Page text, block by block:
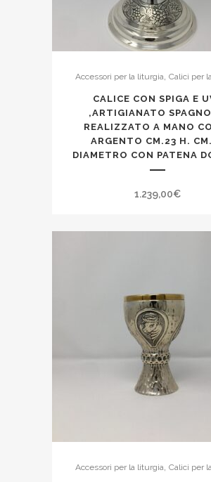
Accessori per la liturgia Calici per
CALICE CON SPIGA E
,ARTIGIANATO
REALIZZATO A MANO
ARGENTO CM.23 H.
DIAMETRO CON PATENA
1.239,00€
Accessori per la liturgia Calici per